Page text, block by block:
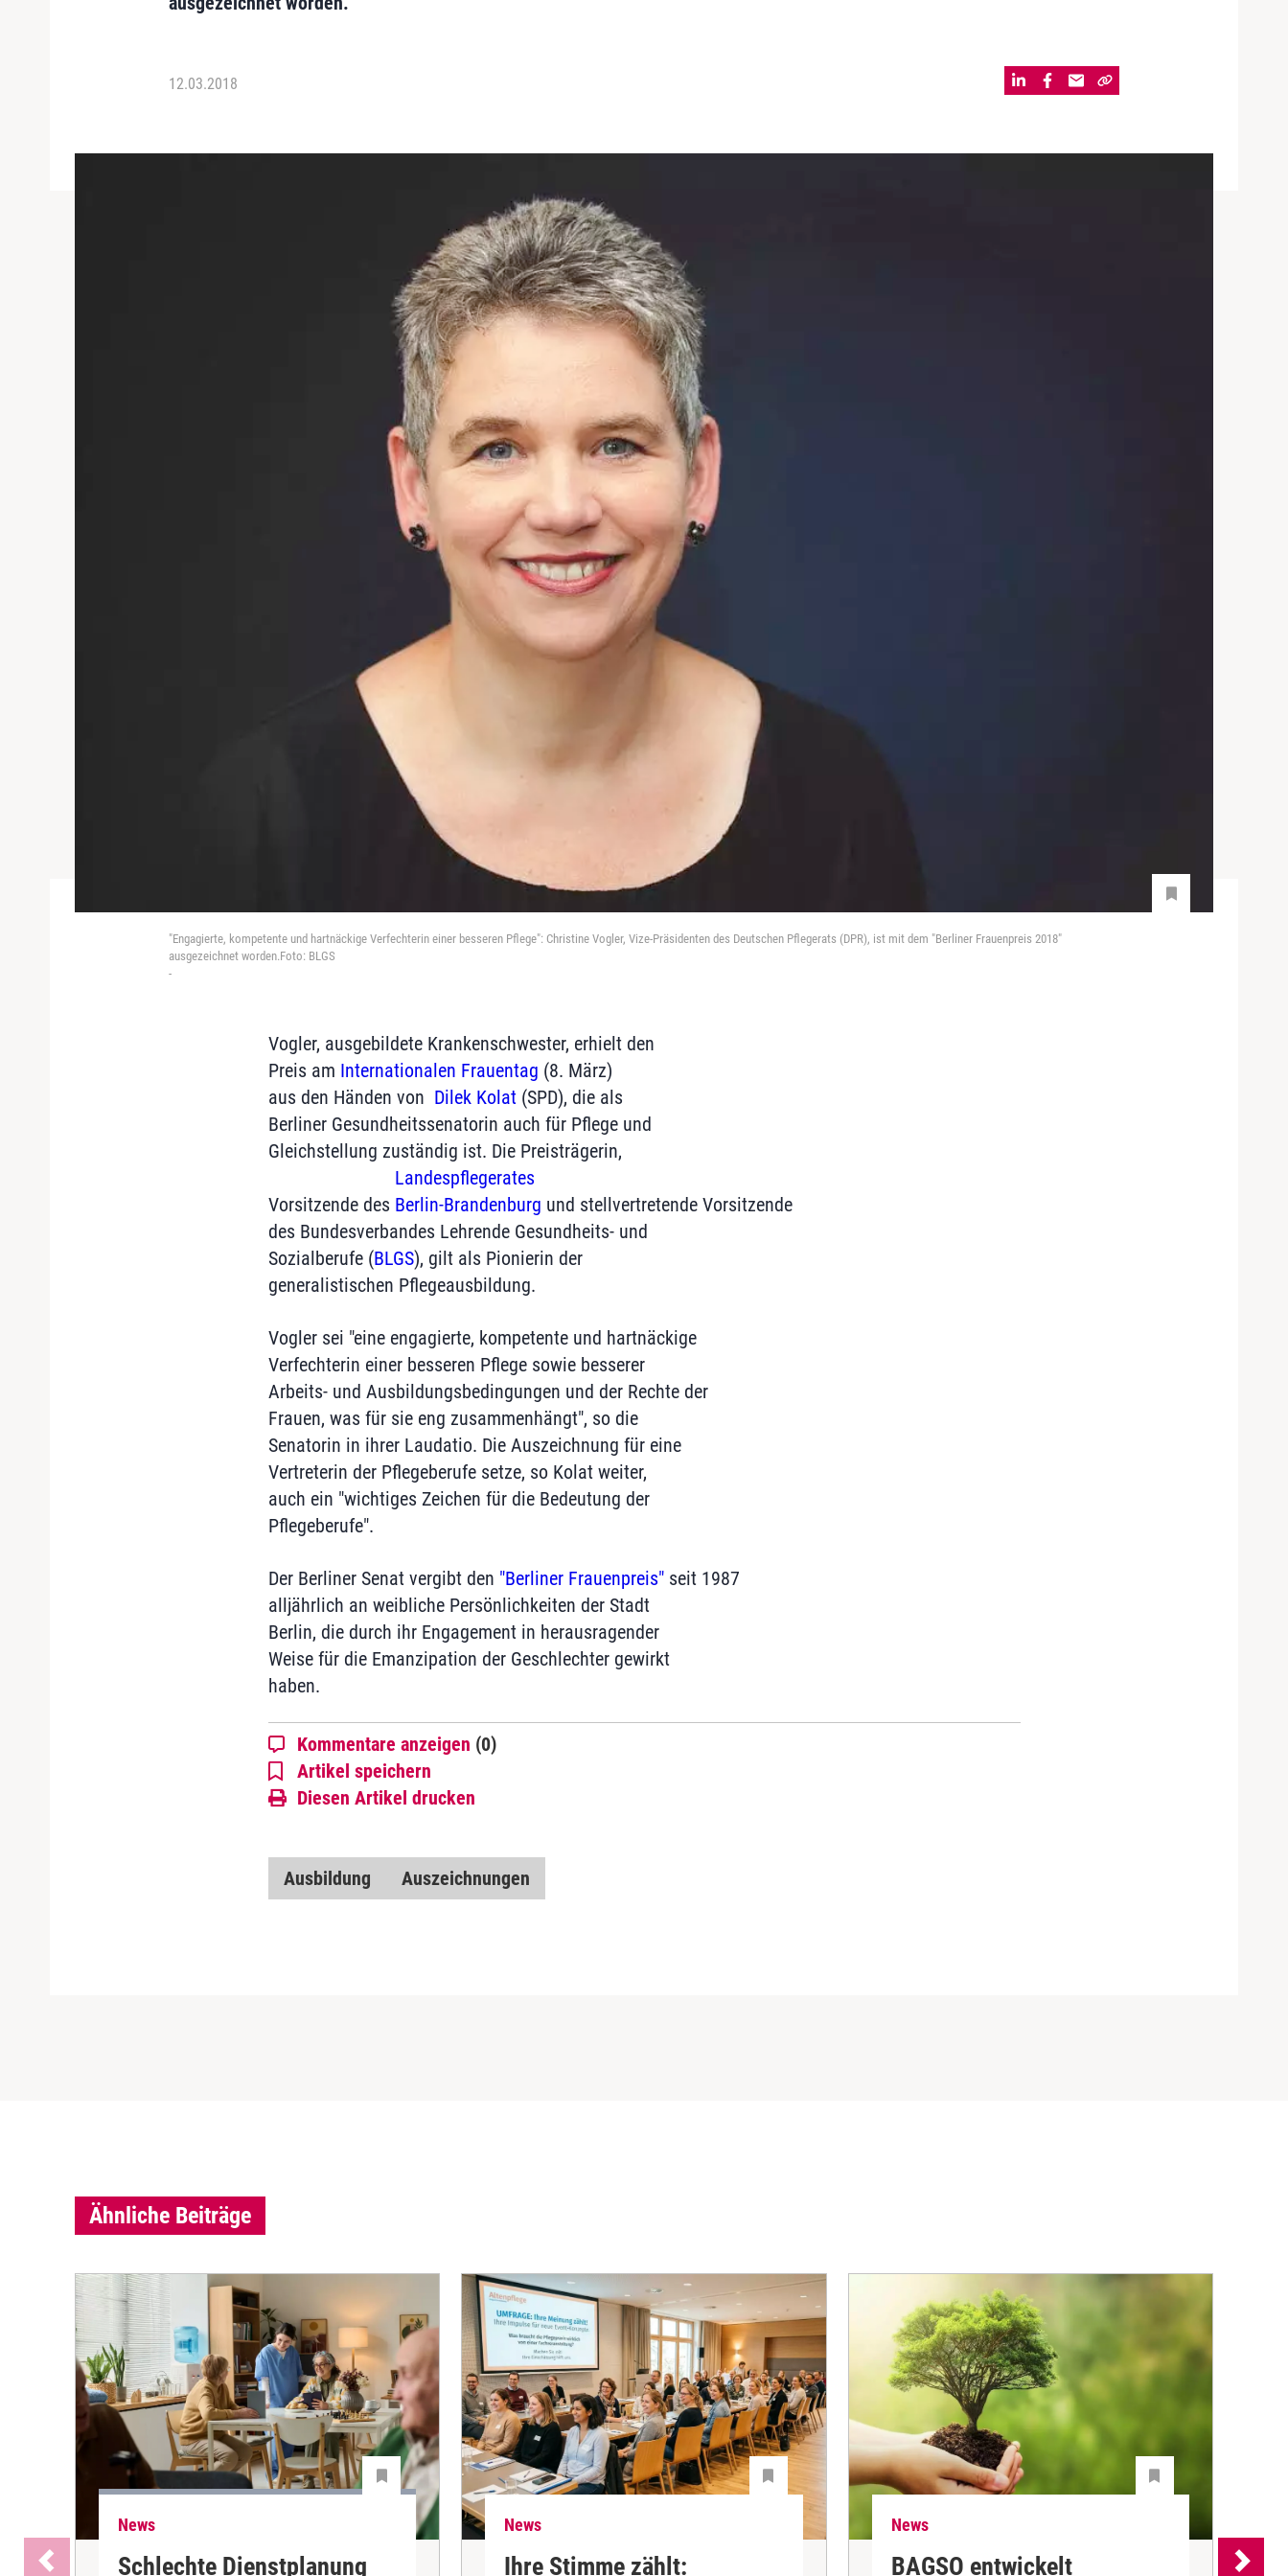
12.03.2018
"Engagierte, kompetente und hartnäckige Verfechterin einer besseren Pflege": Christine Vogler, Vize-Präsidenten des Deutschen Pflegerats (DPR), ist mit dem "Berliner Frauenpreis 2018"
ausgezeichnet worden.Foto: BLGS
-
Vogler, ausgebildete Krankenschwester, erhielt den
Preis am Internationalen Frauentag (8. März)
aus den Händen von Dilek Kolat(SPD), die als
Berliner Gesundheitssenatorin auch für Pflege und
Gleichstellung zuständig ist. Die Preisträgerin,
Vorsitzende des
Landespflegerates
Berlin-Brandenburg und stellvertretende Vorsitzende
des Bundesverbandes Lehrende Gesundheits- und
Sozialberufe (BLGS), gilt als Pionierin der
generalistischen Pflegeausbildung.
Vogler sei "eine engagierte, kompetente und hartnäckige
Verfechterin einer besseren Pflege sowie besserer
Arbeits- und Ausbildungsbedingungen und der Rechte der
Frauen, was für sie eng zusammenhängt", so die
Senatorin in ihrer Laudatio. Die Auszeichnung für eine
Vertreterin der Pflegeberufe setze, so Kolat weiter,
auch ein "wichtiges Zeichen für die Bedeutung der
Pflegeberufe".
Der Berliner Senat vergibt den "Berliner Frauenpreis"seit 1987
alljährlich an weibliche Persönlichkeiten der Stadt
Berlin, die durch ihr Engagement in herausragender
Weise für die Emanzipation der Geschlechter gewirkt
haben.
Kommentare anzeigen (0)
Artikel speichern
Diesen Artikel drucken
Ausbildung Auszeichnungen
Ähnliche Beiträge
News
Schlechte Dienstplanung
News
Ihre Stimme zählt:
News
BAGSO entwickelt